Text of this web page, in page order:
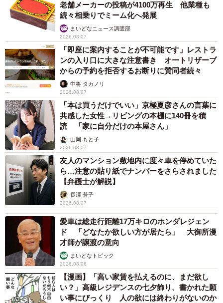
老舗メーカーの投稿が4100万再生 他業種も
続々相乗りでミーム化へ発展
まいどなニュース調査部
2026.08.07
「即座に案内することが不可能です」レストラ
ンの入り口に大きな注意書き オートリザーブ
からの予約を拒否するお断りに賛同者続々
中将 タカノリ
2026.08.07
「本は買うだけでいい」京極夏彦さんの言葉に
共感した女性→リビングの本棚に140冊を積
読 「家に自分だけの本屋さん」
山岡 もと子
2026.08.07
友人のマンション敷地内に度々車を停めていた
ら…注意の貼り紙でナンバーをさらされました
【弁護士が解説】
長澤 芳子
2026.08.07
愛車は総走行距離17万キロのホンダレジェン
ド 「どなたか欲しい方が居たら」 大御所漫
才師が譲渡の意向
まいどなトピック
2026.08.06
【漫画】「高い家賃を払えるのに、まだ欲し
い？」高級レジデンスの七夕飾り、書かれた願
い事にびっくり 人の欲には終わりがないのか